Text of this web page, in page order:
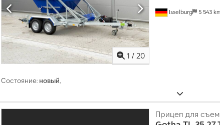
1 / 20
Isselburg 5 543
Состояние: новый,
Прицеп для